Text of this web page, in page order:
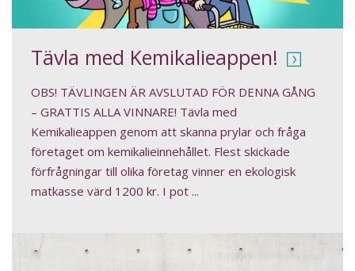
Tävla med Kemikalieappen!
OBS! TÄVLINGEN ÄR AVSLUTAD FÖR DENNA GÅNG
– GRATTIS ALLA VINNARE! Tävla med
Kemikalieappen genom att skanna prylar och fråga
företaget om kemikalieinnehållet. Flest skickade
förfrågningar till olika företag vinner en ekologisk
matkasse värd 1200 kr. I pot ...